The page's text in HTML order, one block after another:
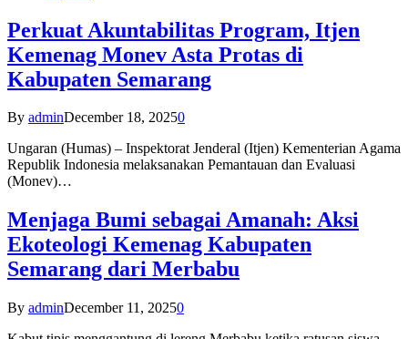
Perkuat Akuntabilitas Program, Itjen
Kemenag Monev Asta Protas di
Kabupaten Semarang
By adminDecember 18, 20250
Ungaran (Humas) – Inspektorat Jenderal (Itjen) Kementerian Agama
Republik Indonesia melaksanakan Pemantauan dan Evaluasi
(Monev)…
Menjaga Bumi sebagai Amanah: Aksi
Ekoteologi Kemenag Kabupaten
Semarang dari Merbabu
By adminDecember 11, 20250